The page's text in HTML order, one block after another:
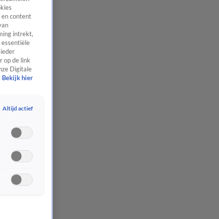
en content
intrekt,
op de link
Digitale
Bekijk hier
Altijd actief